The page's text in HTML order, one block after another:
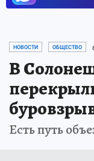
НОВОСТИ ОБЩЕСТВО
В
Есть путь